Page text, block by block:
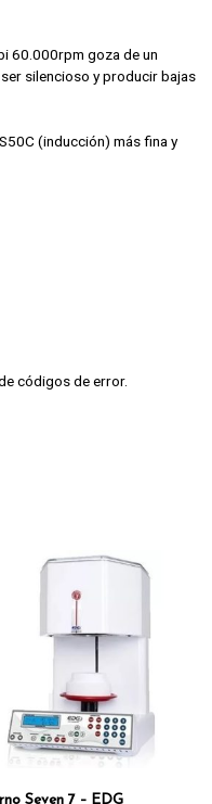
60.000rpm goza de un
silencioso y producir bajas
(inducción) más fina y
códigos de error.
Seven 7 – EDG